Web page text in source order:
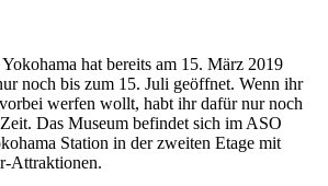
hat bereits am 15. März 2019
noch bis zum 15. Juli geöffnet. Wenn ihr
werfen wollt, habt ihr dafür nur noch
Das Museum befindet sich im ASO
Station in der zweiten Etage mit
Attraktionen.